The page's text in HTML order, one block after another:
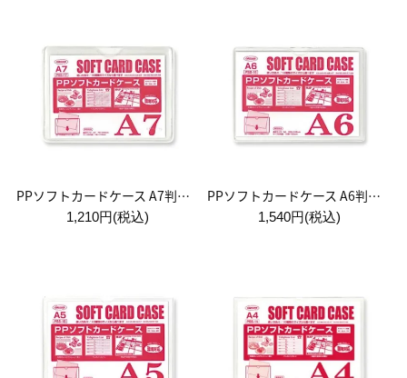
PPソフトカードケース A7判用 1袋:10枚入
1,210円(税込)
PPソフトカードケース A6判用 1袋:10枚入
1,540円(税込)